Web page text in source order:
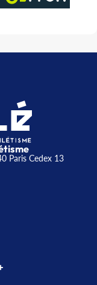
Paris Cedex 13